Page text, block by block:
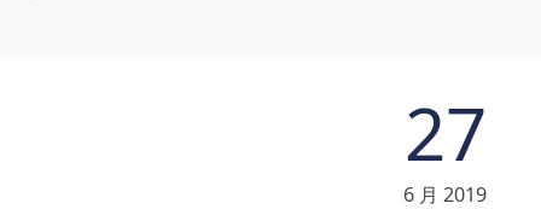
27
6 月 2019